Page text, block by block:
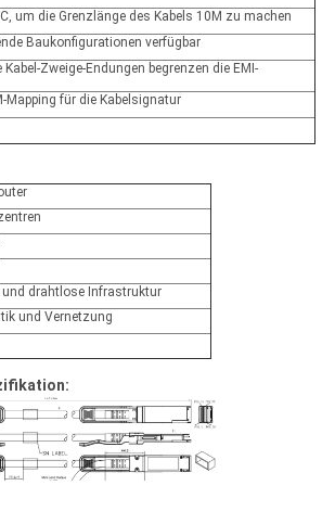
um die Grenzlänge des Kabels 10M zu machen
Baukonfigurationen verfügbar
Zweige-Endungen begrenzen die EMI-
Mapping für die Kabelsignatur
drahtlose Infrastruktur
und Vernetzung